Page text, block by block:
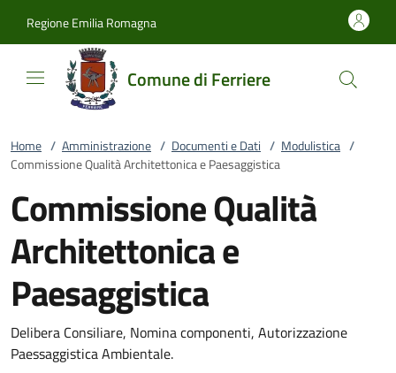
Regione Emilia Romagna
Comune di Ferriere
Home / Amministrazione / Documenti e Dati / Modulistica /
Commissione Qualità Architettonica e Paesaggistica
Commissione Qualità
Architettonica e
Paesaggistica
Delibera Consiliare, Nomina componenti, Autorizzazione
Paessaggistica Ambientale.